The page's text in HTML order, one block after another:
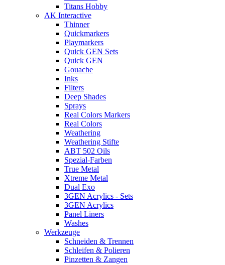
Titans Hobby
AK Interactive
Thinner
Quickmarkers
Playmarkers
Quick GEN Sets
Quick GEN
Gouache
Inks
Filters
Deep Shades
Sprays
Real Colors Markers
Real Colors
Weathering
Weathering Stifte
ABT 502 Oils
Spezial-Farben
True Metal
Xtreme Metal
Dual Exo
3GEN Acrylics - Sets
3GEN Acrylics
Panel Liners
Washes
Werkzeuge
Schneiden & Trennen
Schleifen & Polieren
Pinzetten & Zangen